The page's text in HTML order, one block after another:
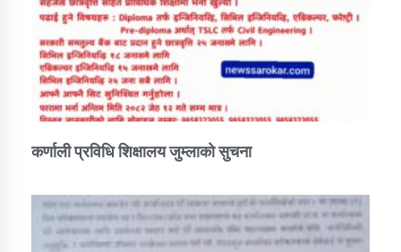
तातोपानी गाउँपालिका जुम्लाको महिला तथा लैङ्गिक हिंसा
तातोपानी गाउँपालिका जुम्लाको महिनावारी सम्बन्धिकाे
सन्देश
तातोपानी गाउँपालिका जुम्लाको बालविवाह सन्देश
तातोपानी गाउँपालिका जुम्लाको सूचना
कर्णाली प्रविधि शिक्षालय जुम्लाको सुचना